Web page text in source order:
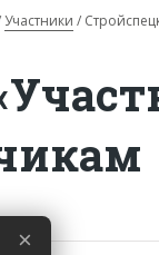
Участники
×